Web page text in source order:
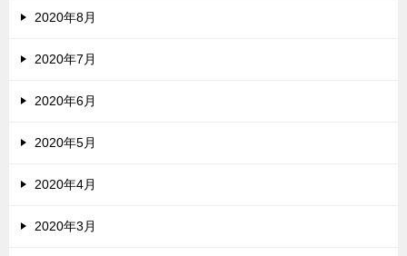
2020年8月
2020年7月
2020年6月
2020年5月
2020年4月
2020年3月